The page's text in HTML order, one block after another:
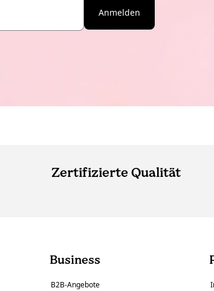
Anmelden
Zertifizierte Qualität
Business
B2B-Angebote